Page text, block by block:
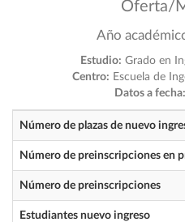
Oferta/
Año
Estudio: Grado en
Centro: Escuela de
Datos a fecha:
Número de plazas de nuevo
Número de preinscripciones en
Número de preinscripciones
Estudiantes nuevo ingreso